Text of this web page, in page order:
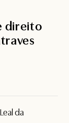
direito
da